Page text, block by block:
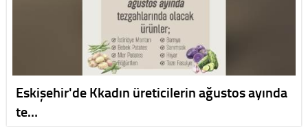
Eskişehir'de Kkadın üreticilerin ağustos ayında
te…